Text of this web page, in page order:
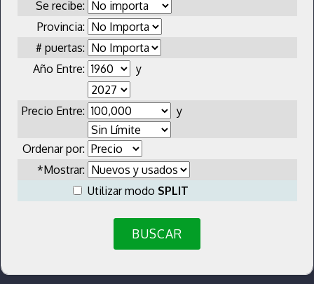
Se recibe:
Provincia:
# puertas:
Año Entre:
y
Precio Entre: y
Ordenar por:
*Mostrar:
Utilizar modo SPLIT
BUSCAR